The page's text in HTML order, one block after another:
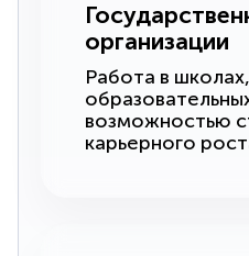
организации
Работа в
возможностью
карьерного